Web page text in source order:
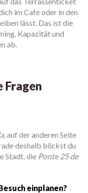
im Café oder in den
lässt. Das ist die
Kapazität und
ab.
Fragen
, auf der anderen Seite
deshalb blickst du
Stadt, die Ponte 25 de
einplanen?